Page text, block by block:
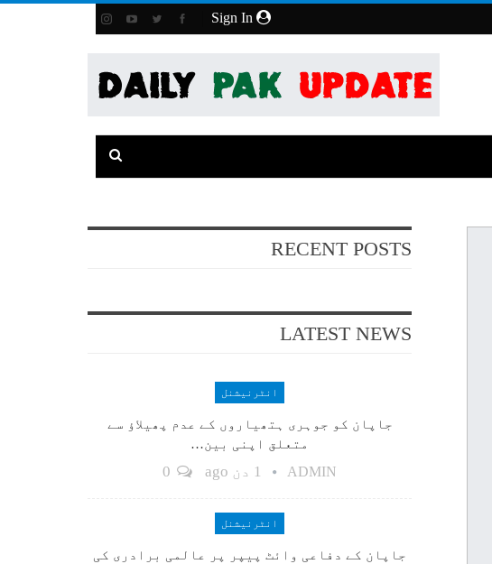
RECENT POSTS
LATEST NEWS
انٹرنیشنل
جاپان کو جوہری ہتھیاروں کے عدم پھیلاؤ سے
متعلق اپنی بین…
ADMIN 1 دن ago
انٹرنیشنل
جاپان کے دفاعی وائٹ پیپر پر عالمی برادری کی